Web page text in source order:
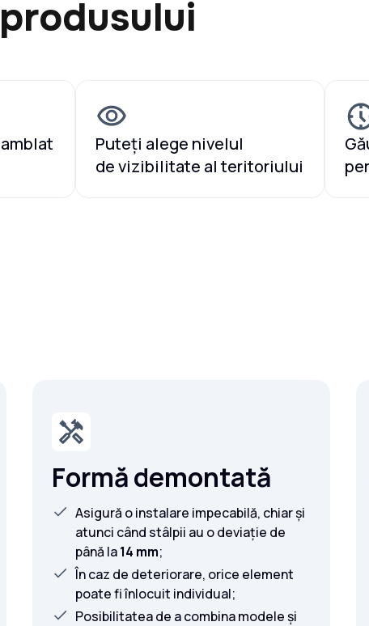
Puteți alege nivelul
de vizibilitate al teritoriului
Formă demontată
Asigură o instalare impecabilă, chiar și
atunci când stâlpii au o deviație de
până la14 mm;
În caz de deteriorare, orice element
poate fi înlocuit individual;
Posibilitatea de a combina modele și